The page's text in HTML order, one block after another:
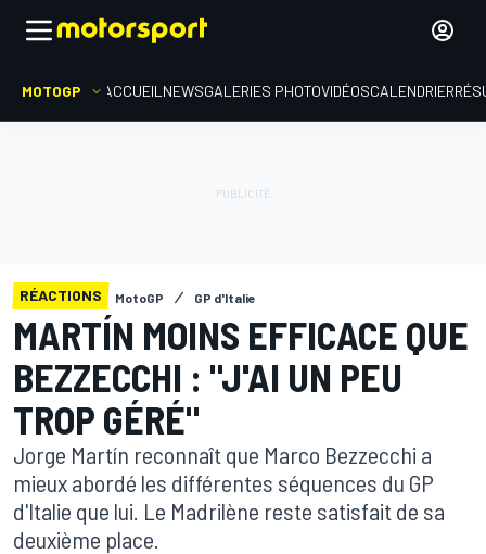
MOTOGP ACCUEIL NEWSGALERIES PHOTOVIDÉOSCALENDRIER
RÉACTIONS MotoGP GP d'Italie
MARTÍN MOINS EFFICACE QUE
BEZZECCHI : "J'AI UN PEU
TROP GÉRÉ"
Jorge Martín reconnaît que Marco Bezzecchi a
mieux abordé les différentes séquences du GP
d'Italie que lui. Le Madrilène reste satisfait de sa
deuxième place.